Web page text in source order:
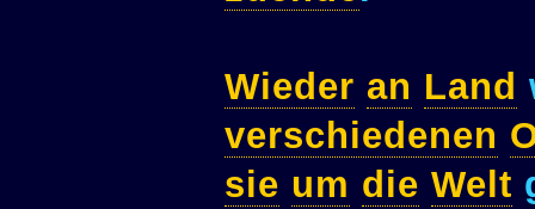
Wieder an Land
verschiedenen
sie um die Welt